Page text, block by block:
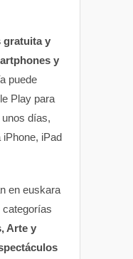
gratuita y
y
puede
Play para
días,
iPhone, iPad
en euskara
categorías
Arte y